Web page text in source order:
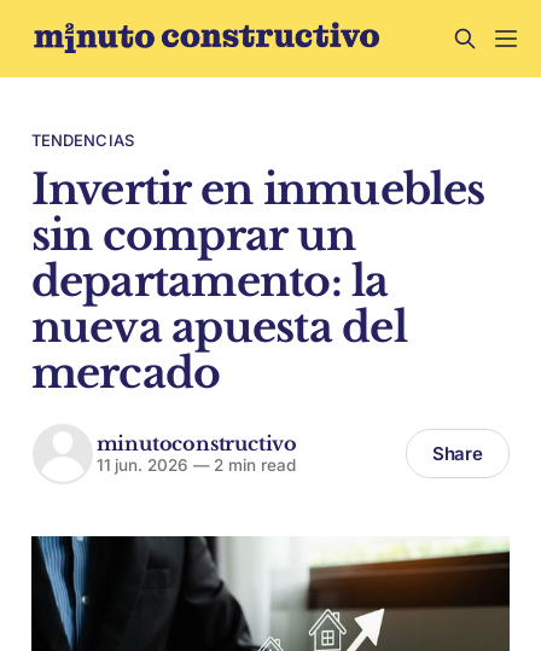
TENDENCIAS
Invertir en inmuebles
sin comprar un
departamento: la
nueva apuesta del
mercado
minutoconstructivo
11 jun. 2026 —2 min read Share